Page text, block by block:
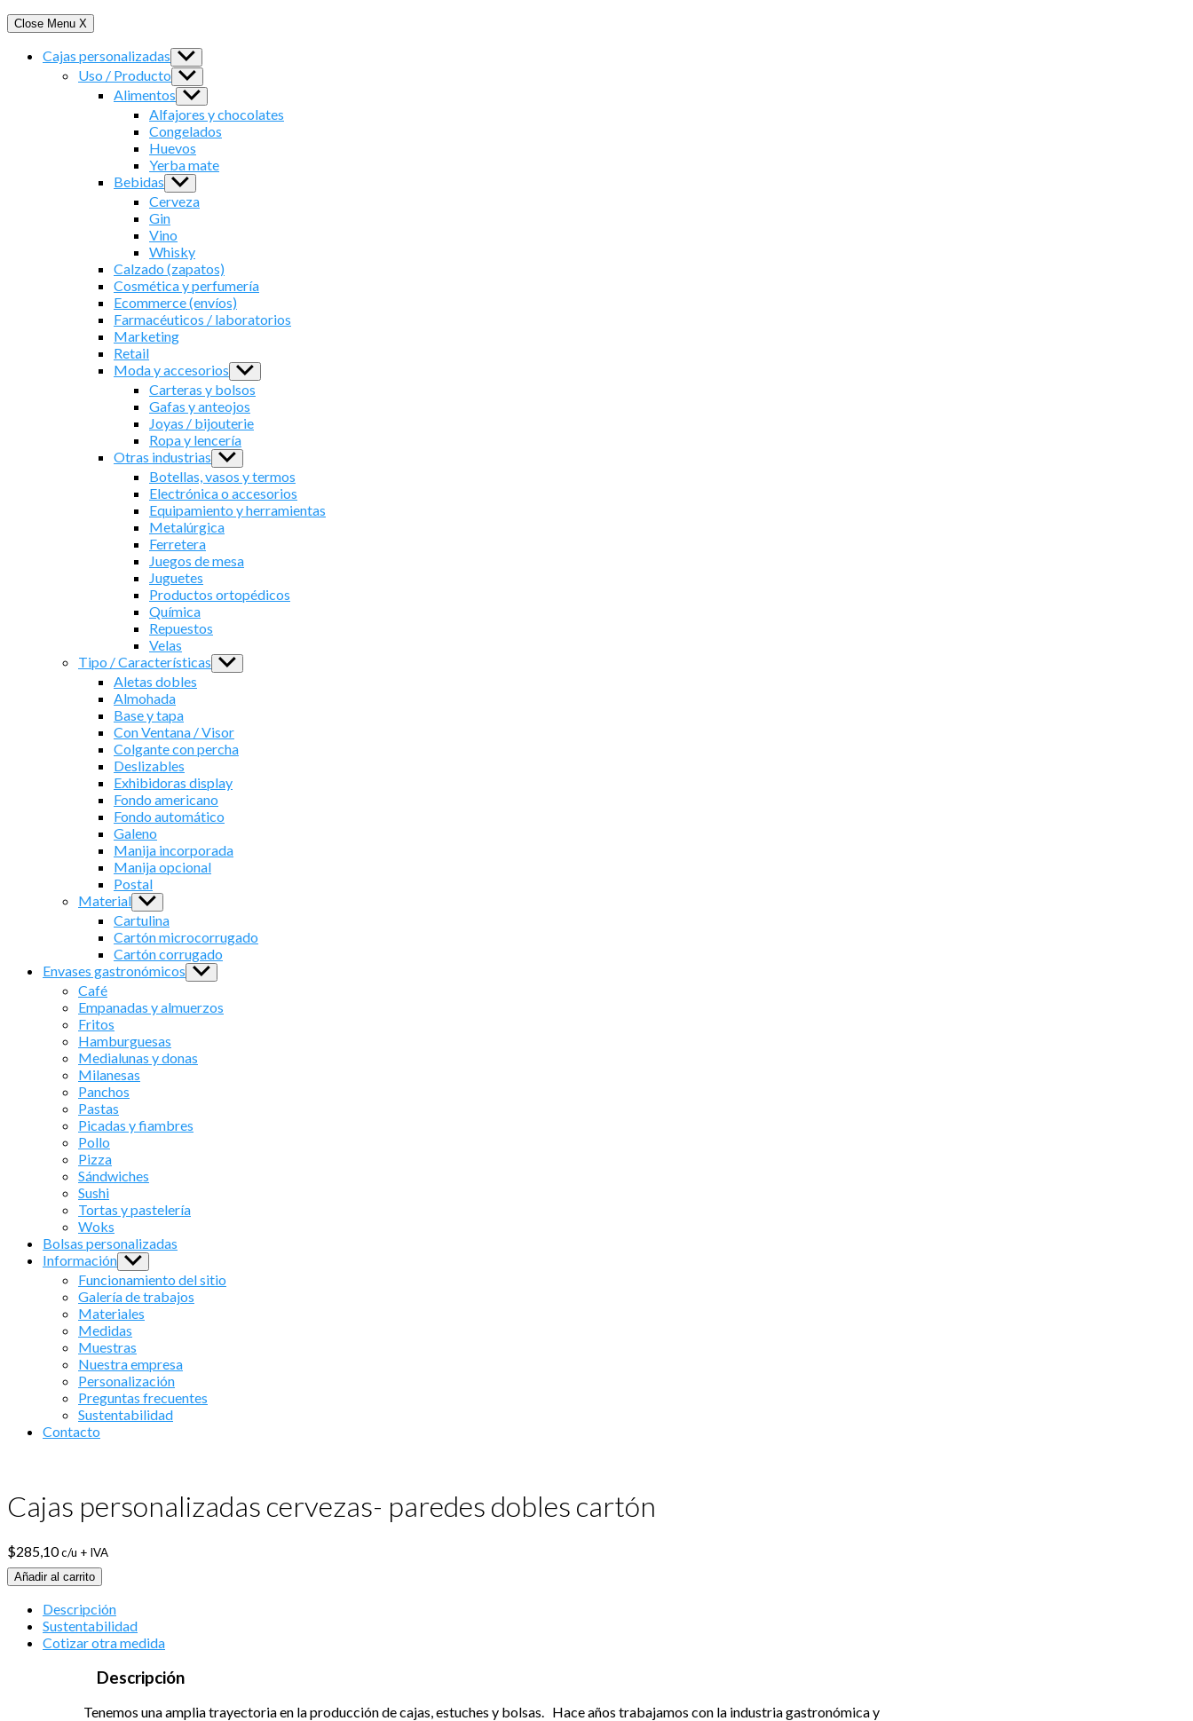
Close Menu X
Cajas personalizadas Show
sub
menu
Uso / Producto Show
sub
menu
Alimentos Show
sub
menu
Alfajores y chocolates
Congelados
Huevos
Yerba mate
Bebidas Show
sub
menu
Cerveza
Gin
Vino
Whisky
Calzado (zapatos)
Cosmética y perfumería
Ecommerce (envíos)
Farmacéuticos / laboratorios
Marketing
Retail
Moda y accesorios Show
sub
menu
Carteras y bolsos
Gafas y anteojos
Joyas / bijouterie
Ropa y lencería
Otras industrias Show
sub
menu
Botellas, vasos y termos
Electrónica o accesorios
Equipamiento y herramientas
Metalúrgica
Ferretera
Juegos de mesa
Juguetes
Productos ortopédicos
Química
Repuestos
Velas
Tipo / Características Show
sub
Aletas dobles
Almohada
Base y tapa
Con Ventana / Visor
Colgante con percha
Deslizables
Exhibidoras display
Fondo americano
Fondo automático
Galeno
Manija incorporada
Manija opcional
Postal
Material Show
sub
menu
Cartulina
Cartón microcorrugado
Cartón corrugado
Envases gastronómicos Show
sub
Café
Empanadas y almuerzos
Fritos
Hamburguesas
Medialunas y donas
Milanesas
Panchos
Pastas
Picadas y fiambres
Pollo
Pizza
Sándwiches
Sushi
Tortas y pastelería
Woks
Bolsas personalizadas
Información Show
sub
menu
Funcionamiento del sitio
Galería de trabajos
Materiales
Medidas
Muestras
Nuestra empresa
Personalización
Preguntas frecuentes
Sustentabilidad
Contacto
Cajas personalizadas cervezas- paredes dobles cartón
$285,10c/u + IVA
Añadir al carrito
Descripción
Sustentabilidad
Cotizar otra medida
Descripción
Tenemos una amplia trayectoria en la producción de cajas, estuches y bolsas. Hace años trabajamos con la industria gastronómica y